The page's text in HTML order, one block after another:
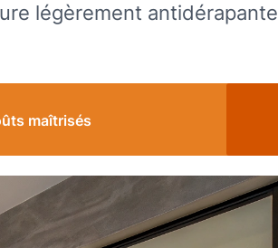
légèrement antidérapante
maîtrisés